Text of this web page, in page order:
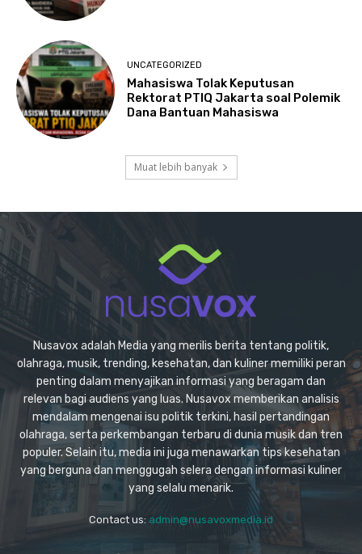
UNCATEGORIZED
Mahasiswa Tolak Keputusan
Rektorat PTIQ Jakarta soal Polemik
Dana Bantuan Mahasiswa
Muat lebih banyak
Nusavox adalah Media yang merilis berita tentang politik,
olahraga, musik, trending, kesehatan, dan kuliner memiliki peran
penting dalam menyajikan informasi yang beragam dan
relevan bagi audiens yang luas. Nusavox memberikan analisis
mendalam mengenai isu politik terkini, hasil pertandingan
olahraga, serta perkembangan terbaru di dunia musik dan tren
populer. Selain itu, media ini juga menawarkan tips kesehatan
yang berguna dan menggugah selera dengan informasi kuliner
yang selalu menarik.
Contact us: admin@nusavoxmedia.id